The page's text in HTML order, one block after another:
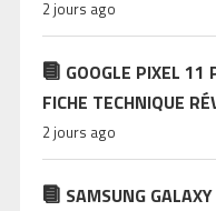
2 jours ago
GOOGLE PIXEL 11
FICHE TECHNIQUE
2 jours ago
SAMSUNG